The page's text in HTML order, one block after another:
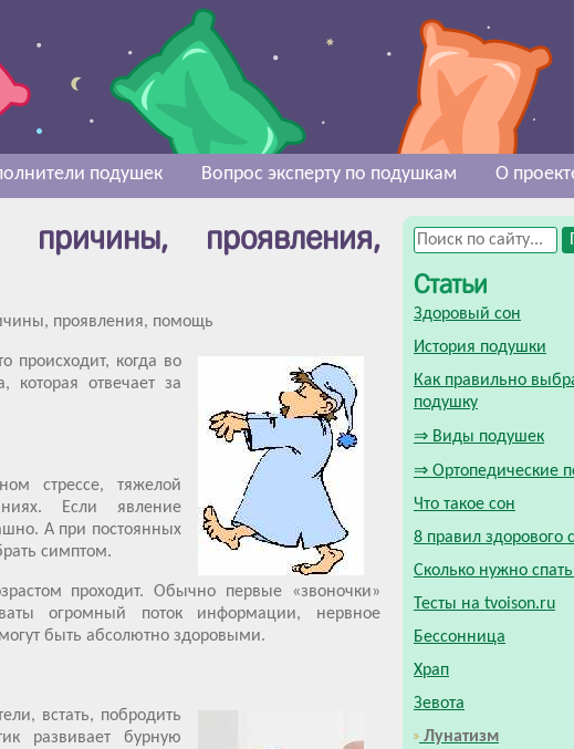
подушек Вопрос эксперту по подушкам О
причины, проявления,
проявления, помощь
происходит, когда во
которая отвечает за
стрессе, тяжелой
Если явление
А при постоянных
симптом.
проходит. Обычно первые «звоночки»
огромный поток информации, нервное
быть абсолютно здоровыми.
встать, побродить
развивает бурную
Статьи
Здоровый сон
История подушки
Как правильно
подушку
⇒ Виды подушек
⇒ Ортопедические
Что такое сон
8 правил здорового
Сколько нужно
Тесты на tvoison.ru
Бессонница
Храп
Зевота
Лунатизм